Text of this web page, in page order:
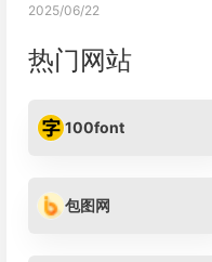
2025/06/22
热门网站
100font
包图网